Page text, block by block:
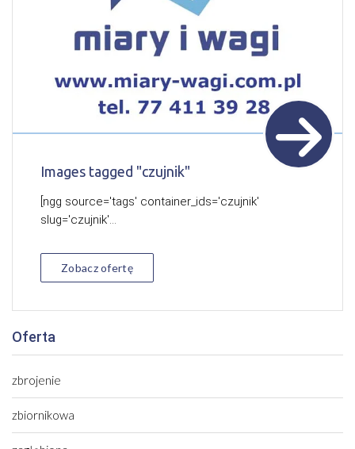
Images tagged "czujnik"
[ngg source='tags' container_ids='czujnik'
slug='czujnik'...
Zobacz ofertę
Oferta
zbrojenie
zbiornikowa